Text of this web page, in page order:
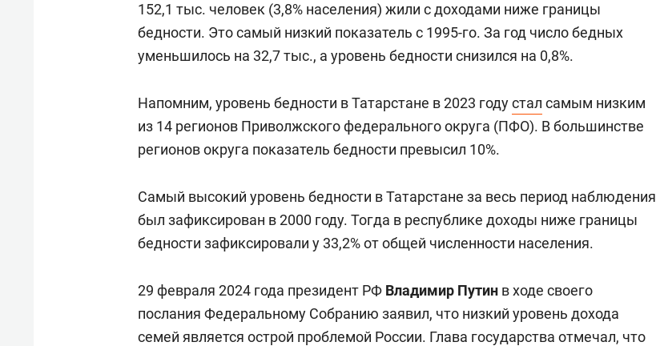
152,1 тыс. человек (3,8% населения) жили с доходами ниже границы
бедности. Это самый низкий показатель с 1995-го. За год число бедных
уменьшилось на 32,7 тыс., а уровень бедности снизился на 0,8%.
Напомним, уровень бедности в Татарстане в 2023 годустал самым низким
из 14 регионов Приволжского федерального округа (ПФО). В большинстве
регионов округа показатель бедности превысил 10%.
Самый высокий уровень бедности в Татарстане за весь период наблюдения
был зафиксирован в 2000 году. Тогда в республике доходы ниже границы
бедности зафиксировали у 33,2% от общей численности населения.
29 февраля 2024 года президент РФ Владимир Путин в ходе своего
послания Федеральному Собранию заявил, что низкий уровень дохода
семей является острой проблемой России. Глава государства отмечал, что